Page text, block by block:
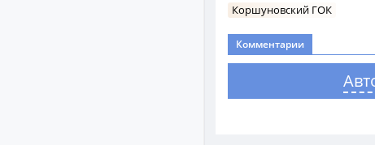
Коршуновский ГОК
Комментарии